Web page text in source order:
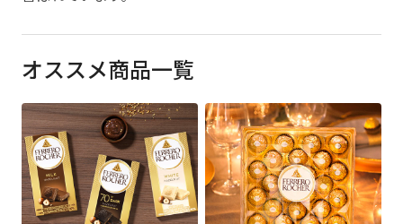
オススメ商品一覧